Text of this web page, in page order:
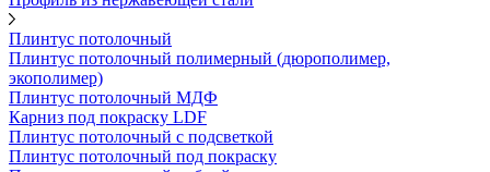
Плинтус потолочный
Плинтус потолочный полимерный (дюрополимер,
экополимер)
Плинтус потолочный МДФ
Карниз под покраску LDF
Плинтус потолочный с подсветкой
Плинтус потолочный под покраску